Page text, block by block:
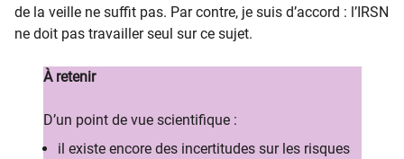
de la veille ne suffit pas. Par contre, je suis d’accord : l’IRSN
ne doit pas travailler seul sur ce sujet.
À retenir​
D’un point de vue scientifique :​
il existe encore des incertitudes sur les risques